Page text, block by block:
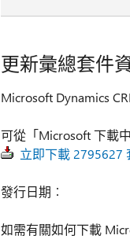
更新彙總套件
Microsoft Dynamics
可從「Microsoft 下載
立即下載 2795627
發行日期︰
如需有關如何下載